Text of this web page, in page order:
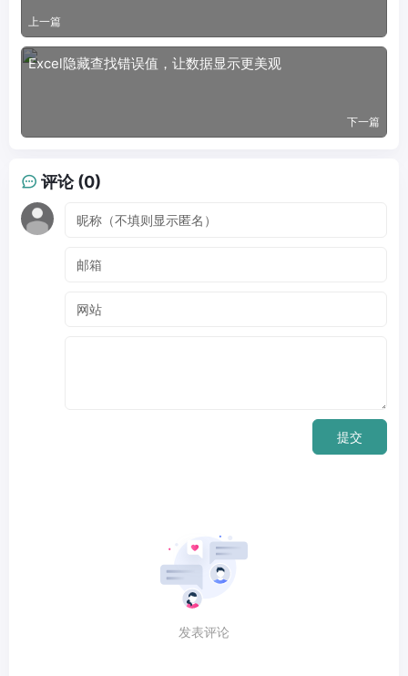
上一篇
Excel隐藏查找错误值，让数据显示更美观
下一篇
评论 (0)
提交
发表评论